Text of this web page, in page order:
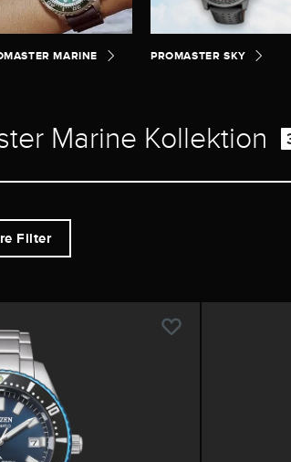
MARINE PROMASTER SKY
Marine Kollektion
Filter